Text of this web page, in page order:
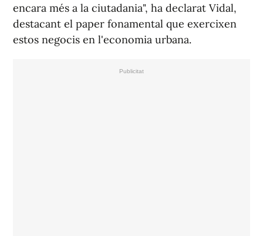
encara més a la ciutadania", ha declarat Vidal,
destacant el paper fonamental que exercixen
estos negocis en l'economia urbana.